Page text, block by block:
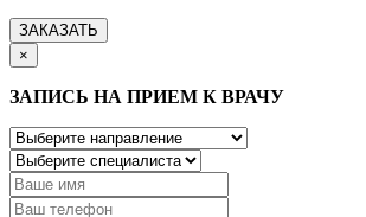
ЗАКАЗАТЬ
×
ЗАПИСЬ НА ПРИЕМ К ВРАЧУ